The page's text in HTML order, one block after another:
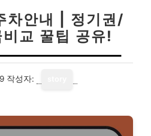
차안내 | 정기권/
교 꿀팁 공유!
작성자: